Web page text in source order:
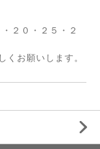
２０・２５・２
くお願いします。